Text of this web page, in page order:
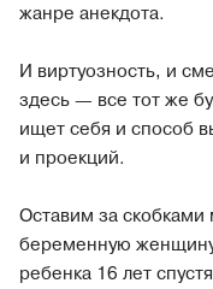
жанре анекдота.
И виртуозность, и
здесь — все тот же
ищет себя и способ
и проекций.
Оставим за скобками
беременную
ребенка 16 лет